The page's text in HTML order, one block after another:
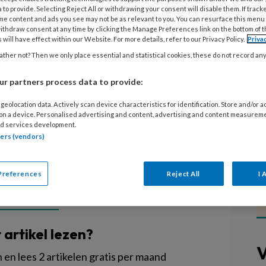
zou volledig zijn
7 uur per week meer zou
berekend. Een financiële
professionals die meer uren gaan
een "kansrijke" optie om de
lezen?
lees 2 artikelen gratis per maand
to provide. Selecting Reject All or withdrawing your consent will disable them. If
content and ads you see may not be as relevant to you. You can resurface this
consent at any time by clicking the Manage Preferences link on the bottom of
will have effect within our Website. For more details, refer to our Privacy Policy.
not? Then we only place essential and statistical cookies, these do not record
partners process data to provide:
data. Actively scan device characteristics for identification. Store and/or
a device. Personalised advertising and content, advertising and content
services development.
(vendors)
Reject All I